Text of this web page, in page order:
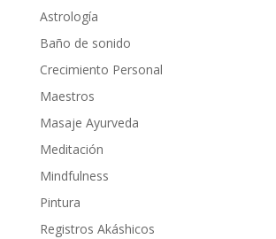
Astrología
Baño de sonido
Crecimiento Personal
Maestros
Masaje Ayurveda
Meditación
Mindfulness
Pintura
Registros Akáshicos